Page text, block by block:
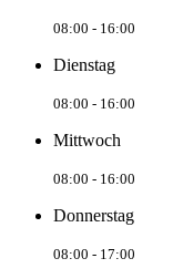
08:00 - 16:00
Dienstag
08:00 - 16:00
Mittwoch
08:00 - 16:00
Donnerstag
08:00 - 17:00